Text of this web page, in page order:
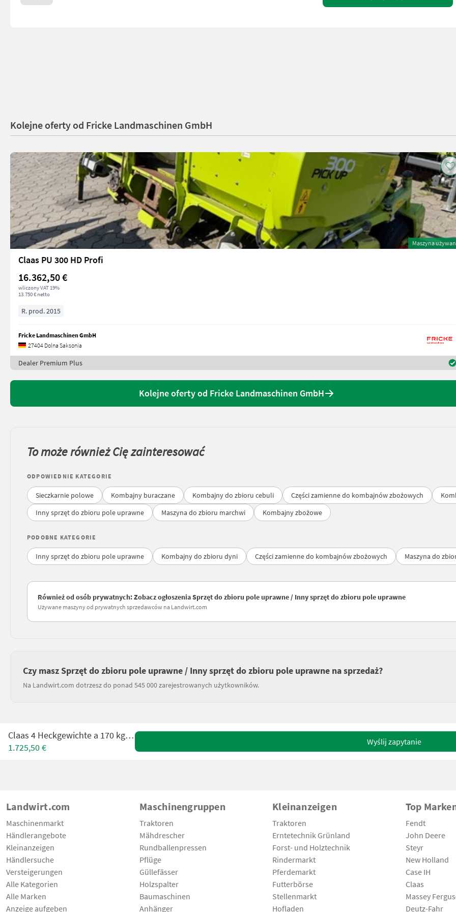
Kolejne oferty od Fricke Landmaschinen GmbH
Maszyna
Claas PU 300 HD Profi
16.362,50 €
wliczony VAT 19%
13.750 € netto
R. prod. 2015
Fricke Landmaschinen GmbH
27404 Dolna Saksonia
Dealer Premium Plus
Kolejne oferty od Fricke Landmaschinen GmbH
To może również Cię zainteresować
ODPOWIEDNIE KATEGORIE
Sieczkarnie polowe Kombajny buraczane Kombajny do zbioru cebuli Części zamienne do kombajnów zbożowych
Inny sprzęt do zbioru pole uprawne
Maszyna do zbioru marchwi Kombajny zbożowe
PODOBNE KATEGORIE
Inny sprzęt do zbioru pole uprawne Kombajny do zbioru dyni Części zamienne do kombajnów zbożowych Maszyna do
Również od osób prywatnych: Zobacz ogłoszenia Sprzęt do zbioru pole uprawne / Inny sprzęt do zbioru pole uprawne
Używane maszyny od prywatnych sprzedawców na Landwirt.com
Czy masz Sprzęt do zbioru pole uprawne / Inny sprzęt do zbioru pole uprawne na sprzedaż?
Na Landwirt.com dotrzesz do ponad 545 000 zarejestrowanych użytkowników.
Claas 4 Heckgewichte a 170 kg für Jaguar
1.725,50 €
Wyślij zapytanie
Landwirt.com
Maschinenmarkt
Händlerangebote
Kleinanzeigen
Händlersuche
Versteigerungen
Alle Kategorien
Alle Marken
Anzeige aufgeben
Maschinengruppen
Traktoren
Mähdrescher
Rundballenpressen
Pflüge
Güllefässer
Holzspalter
Baumaschinen
Anhänger
Kleinanzeigen
Traktoren
Erntetechnik Grünland
Forst- und Holztechnik
Rindermarkt
Pferdemarkt
Futterbörse
Stellenmarkt
Hofladen
Top
Fendt
John Deere
Steyr
New Holland
Case IH
Claas
Massey
Deutz-Fahr